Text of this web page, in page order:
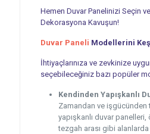
Hemen Duvar Panelinizi Seçin
Dekorasyona Kavuşun!
Duvar Paneli Modellerini
İhtiyaçlarınıza ve zevkinize
seçebileceğiniz bazı popüler
Kendinden Yapışkanlı
Zamandan ve işgücünden
yapışkanlı duvar
tezgah arası gibi